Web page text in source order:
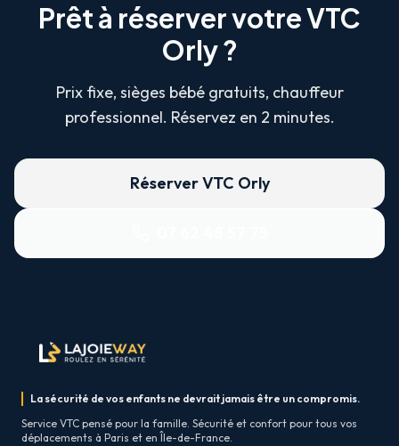
Prêt à réserver votre VTC
Orly ?
Prix fixe, sièges bébé gratuits, chauffeur
professionnel. Réservez en 2 minutes.
Réserver VTC Orly
La sécurité de vos enfants ne devrait jamais être un compromis.
Service VTC pensé pour la famille. Sécurité et confort pour tous vos
déplacements à Paris et en Île-de-France.